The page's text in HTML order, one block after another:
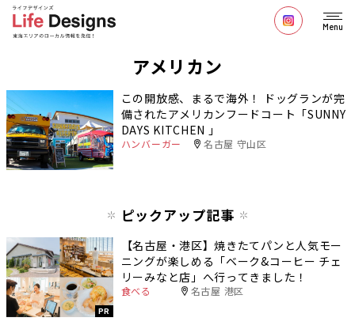
Menu
アメリカン
この開放感、まるで海外！ ドッグランが完
備されたアメリカンフードコート「SUNNY
DAYS KITCHEN 」
ハンバーガー 名古屋 守山区
ピックアップ記事
PR
【名古屋・港区】焼きたてパンと人気モー
ニングが楽しめる「ベーク&コーヒー チェ
リーみなと店」へ行ってきました！
食べる 名古屋 港区